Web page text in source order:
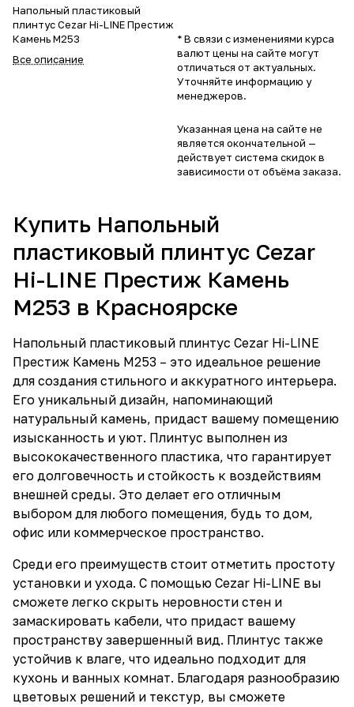
Напольный пластиковый
плинтус Cezar Hi-LINE Престиж
Камень M253
Все описание
* В связи с изменениями курса
валют цены на сайте могут
отличаться от актуальных.
Уточняйте информацию у
менеджеров.
Указанная цена на сайте не
является окончательной —
действует система скидок в
зависимости от объёма заказа.
Купить Напольный
пластиковый плинтус Cezar
Hi-LINE Престиж Камень
M253 в Красноярске
Напольный пластиковый плинтус Cezar Hi-LINE
Престиж Камень M253 – это идеальное решение
для создания стильного и аккуратного интерьера.
Его уникальный дизайн, напоминающий
натуральный камень, придаст вашему помещению
изысканность и уют. Плинтус выполнен из
высококачественного пластика, что гарантирует
его долговечность и стойкость к воздействиям
внешней среды. Это делает его отличным
выбором для любого помещения, будь то дом,
офис или коммерческое пространство.
Среди его преимуществ стоит отметить простоту
установки и ухода. С помощью Cezar Hi-LINE вы
сможете легко скрыть неровности стен и
замаскировать кабели, что придаст вашему
пространству завершенный вид. Плинтус также
устойчив к влаге, что идеально подходит для
кухонь и ванных комнат. Благодаря разнообразию
цветовых решений и текстур, вы сможете